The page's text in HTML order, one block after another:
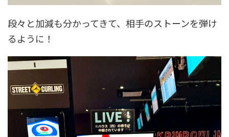
段々と加減も分かってきて、相手のストーンを弾け
るように！